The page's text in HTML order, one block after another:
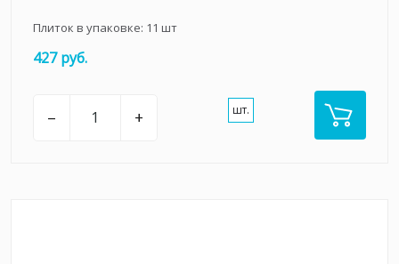
Плиток в упаковке: 11 шт
427 руб.
– + шт.